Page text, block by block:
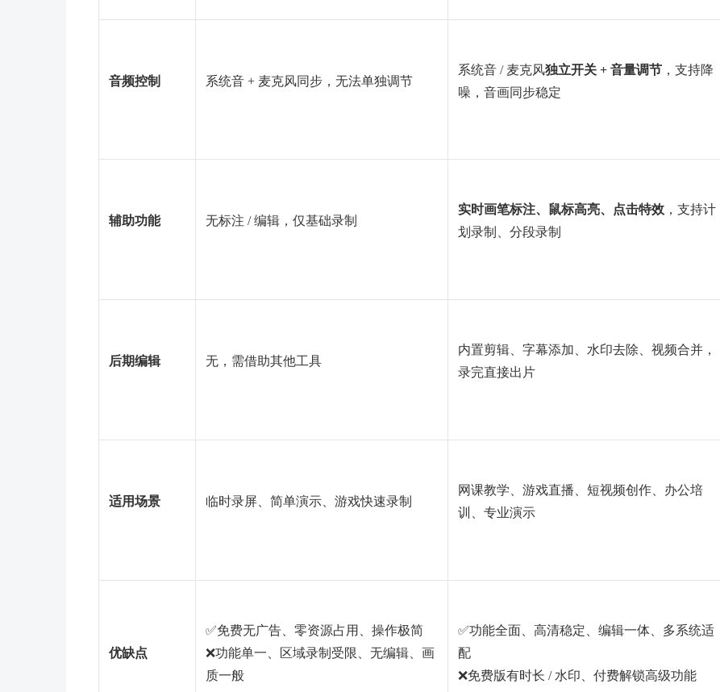
音频控制 系统音 + 麦克风同步，无法单独调节
系统音 / 麦克风独立开关 + 音量调节 ，支持降
噪，音画同步稳定
辅助功能 无标注 / 编辑，仅基础录制
实时画笔标注、鼠标高亮、点击特效 ，支持计
划录制、分段录制
后期编辑 无，需借助其他工具
内置剪辑、字幕添加、水印去除、视频合并，
录完直接出片
适用场景 临时录屏、简单演示、游戏快速录制
网课教学、游戏直播、短视频创作、办公培
训、专业演示
优缺点
✅免费无广告、零资源占用、操作极简
❌功能单一、区域录制受限、无编辑、画
质一般
✅功能全面、高清稳定、编辑一体、多系统适
配
❌免费版有时长 / 水印、付费解锁高级功能